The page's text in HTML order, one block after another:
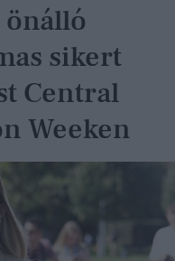
sikert
Central
Weeken